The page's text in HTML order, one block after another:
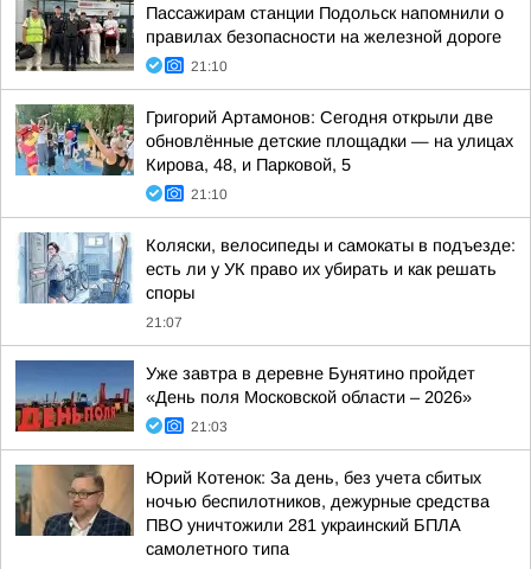
Пассажирам станции Подольск напомнили о
правилах безопасности на железной дороге
21:10
Григорий Артамонов: Сегодня открыли две
обновлённые детские площадки — на улицах
Кирова, 48, и Парковой, 5
21:10
Коляски, велосипеды и самокаты в подъезде:
есть ли у УК право их убирать и как решать
споры
21:07
Уже завтра в деревне Бунятино пройдет
«День поля Московской области – 2026»
21:03
Юрий Котенок: За день, без учета сбитых
ночью беспилотников, дежурные средства
ПВО уничтожили 281 украинский БПЛА
самолетного типа